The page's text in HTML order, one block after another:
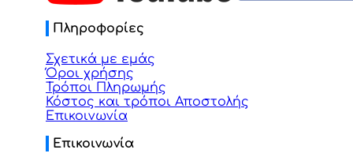
Πληροφορίες
Σχετικά με εμάς
Όροι χρήσης
Τρόποι Πληρωμής
Κόστος και τρόποι Αποστολής
Επικοινωνία
Επικοινωνία